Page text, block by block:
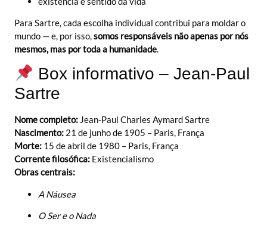
Para Sartre, cada escolha individual contribui para moldar o
mundo — e, por isso,somos responsáveis não apenas por nós
mesmos, mas por toda a humanidade.
Box informativo – Jean-Paul
Sartre
Nome completo: Jean-Paul Charles Aymard Sartre
Nascimento: 21 de junho de 1905 – Paris, França
Morte: 15 de abril de 1980 – Paris, França
Corrente filosófica: Existencialismo
Obras centrais:
A Náusea
O Ser e o Nada